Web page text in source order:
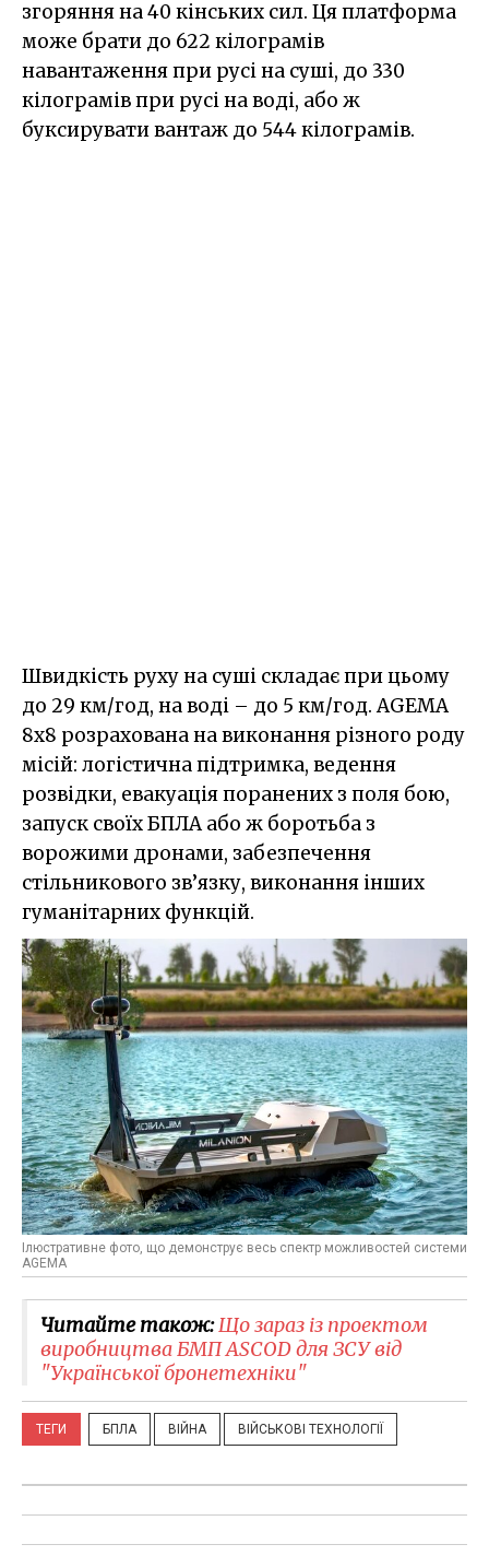
згоряння на 40 кінських сил. Ця платформа
може брати до 622 кілограмів
навантаження при русі на суші, до 330
кілограмів при русі на воді, або ж
буксирувати вантаж до 544 кілограмів.
Швидкість руху на суші складає при цьому
до 29 км/год, на воді – до 5 км/год. AGEMA
8x8 розрахована на виконання різного роду
місій: логістична підтримка, ведення
розвідки, евакуація поранених з поля бою,
запуск своїх БПЛА або ж боротьба з
ворожими дронами, забезпечення
стільникового зв’язку, виконання інших
гуманітарних функцій.
Ілюстративне фото, що демонструє весь спектр можливостей системи
AGEMA
Читайте також:Що зараз із проектом
виробництва БМП ASCOD для ЗСУ від
"Української бронетехніки"
ТЕГИ БПЛА ВІЙНА ВІЙСЬКОВІ ТЕХНОЛОГІЇ